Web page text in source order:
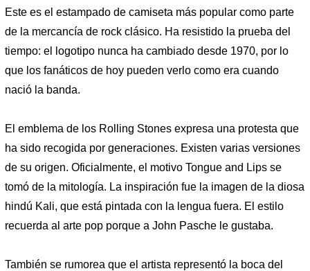
Este es el estampado de camiseta más popular como parte
de la mercancía de rock clásico. Ha resistido la prueba del
tiempo: el logotipo nunca ha cambiado desde 1970, por lo
que los fanáticos de hoy pueden verlo como era cuando
nació la banda.
El emblema de los Rolling Stones expresa una protesta que
ha sido recogida por generaciones. Existen varias versiones
de su origen. Oficialmente, el motivo Tongue and Lips se
tomó de la mitología. La inspiración fue la imagen de la diosa
hindú Kali, que está pintada con la lengua fuera. El estilo
recuerda al arte pop porque a John Pasche le gustaba.
También se rumorea que el artista representó la boca del